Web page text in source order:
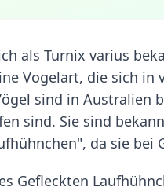
als Turnix varius
Vogelart, die sich in
sind in Australien
sind. Sie sind
da sie bei
Gefleckten